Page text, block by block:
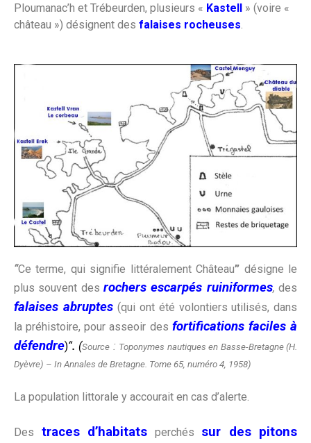
Ploumanac’h et Trébeurden, plusieurs « Kastell » (voire «
château ») désignent des falaises rocheuses.
“Ce terme, qui signifie littéralement Château” désigne le
plus souvent des rochers escarpés ruiniformes,des
falaises abruptes(qui ont été volontiers utilisés, dans
la préhistoire, pour asseoir des fortificationsfaciles à
défendre)“. (Source : Toponymes nautiques en Basse-Bretagne (H.
Dyèvre) – In Annales de Bretagne. Tome 65, numéro 4, 1958)
La population littorale y accourait en cas d’alerte.
Des traces d’habitats perchés sur des pitons